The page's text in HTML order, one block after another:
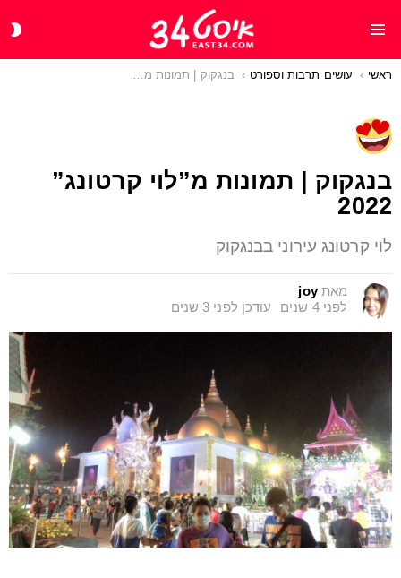
You are here:
ראשי עושים תרבות וספורט בנגקוק | תמונות מ”לוי קרטונג” 2022
בנגקוק | תמונות מ”לוי קרטונג”
2022
לוי קרטונג עירוני בבנגקוק
מאת joy
לפני 4 שנים
עודכן לפני 3 שנים